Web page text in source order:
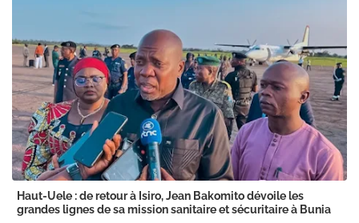
Haut-Uele : de retour à Isiro, Jean Bakomito dévoile les
grandes lignes de sa mission sanitaire et sécuritaire à Bunia